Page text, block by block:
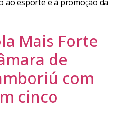
ao esporte e à promoção da
Mais Forte
de
com
cinco